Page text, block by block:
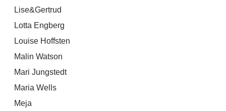
Lise&Gertrud
Lotta Engberg
Louise Hoffsten
Malin Watson
Mari Jungstedt
Maria Wells
Meja